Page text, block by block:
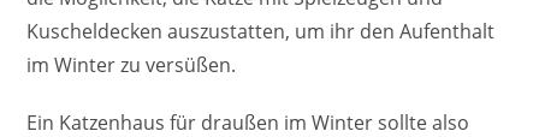
Kuscheldecken auszustatten, um ihr den Aufenthalt
im Winter zu versüßen.
Ein Katzenhaus für draußen im Winter sollte also